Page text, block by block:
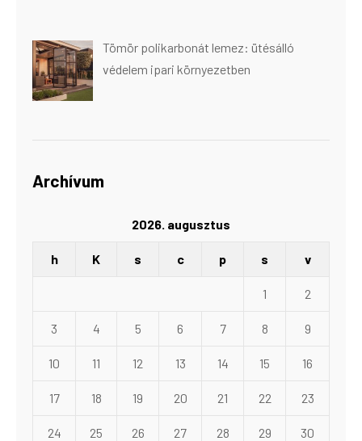
Tömör polikarbonát lemez: ütésálló
védelem ipari környezetben
Archívum
2026. augusztus
h K s c p s v
1 2
3 4 5 6 7 8 9
10 11 12 13 14 15 16
17 18 19 20 21 22 23
24 25 26 27 28 29 30